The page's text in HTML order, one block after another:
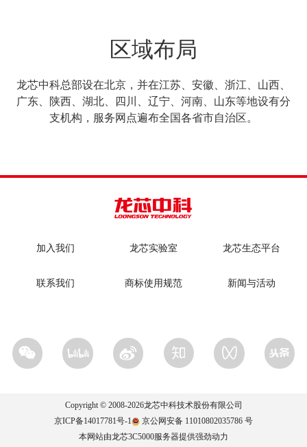
区域布局
龙芯中科总部设在北京， 并在江苏、安徽、浙江、山西、
广东、陕西、湖北、四川、辽宁、河南、山东等地设有分
支机构，服务网点遍布全国各省市自治区。
加入我们 龙芯实验室 龙芯生态平台
联系我们 商标使用规范 新闻与活动
Copyright © 2008-2026龙芯中科技术股份有限公司
京ICP备14017781号-1
京公网安备 11010802035786 号
本网站由龙芯3C5000服务器提供强劲动力